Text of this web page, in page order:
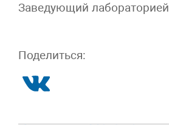
Заведующий лабораторией
Поделиться: